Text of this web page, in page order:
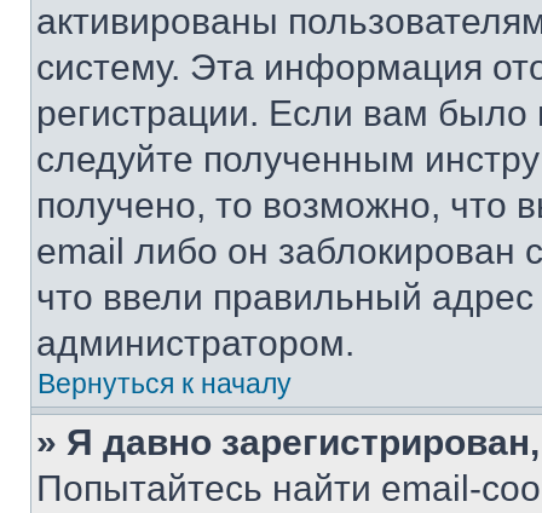
активированы
систему. Эта информация
регистрации. Если вам
следуйте полученным
получено, то возможно, что
email либо он
что ввели правильный адрес
администратором.
Вернуться к началу
» Я давно
Попытайтесь найти email-